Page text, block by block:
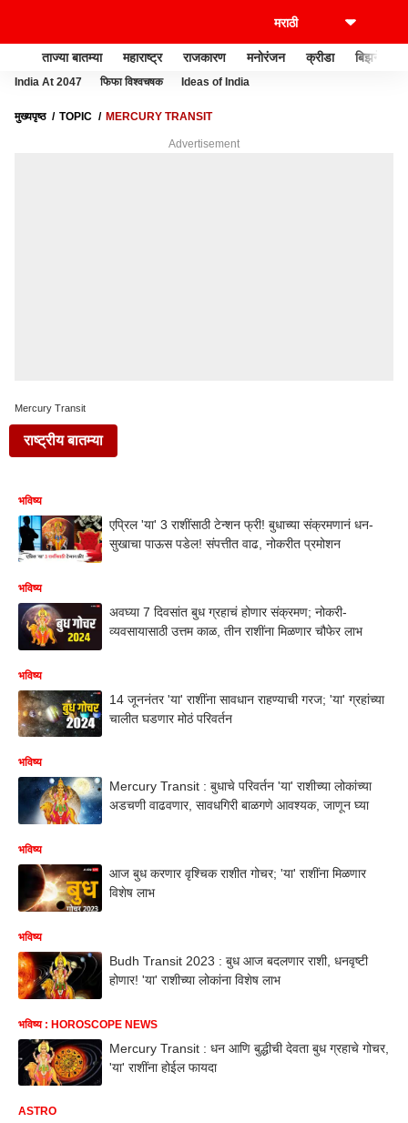
ताज्या बातम्या महाराष्ट्र राजकारण मनोरंजन क्रीडा बिझनेस
India At 2047 फिफा विश्वचषक Ideas of India
मुख्यपृष्ठ TOPIC MERCURY TRANSIT
Advertisement
Mercury Transit
राष्ट्रीय बातम्या
भविष्य
एप्रिल 'या' 3 राशींसाठी टेन्शन फ्री! बुधाच्या संक्रमणानं धन-
सुखाचा पाऊस पडेल! संपत्तीत वाढ, नोकरीत प्रमोशन
भविष्य
अवघ्या 7 दिवसांत बुध ग्रहाचं होणार संक्रमण; नोकरी-
व्यवसायासाठी उत्तम काळ, तीन राशींना मिळणार चौफेर लाभ
भविष्य
14 जूननंतर 'या' राशींना सावधान राहण्याची गरज; 'या' ग्रहांच्या
चालीत घडणार मोठं परिवर्तन
भविष्य
Mercury Transit : बुधाचे परिवर्तन 'या' राशीच्या लोकांच्या
अडचणी वाढवणार, सावधगिरी बाळगणे आवश्यक, जाणून घ्या
भविष्य
आज बुध करणार वृश्चिक राशीत गोचर; 'या' राशींना मिळणार
विशेष लाभ
भविष्य
Budh Transit 2023 : बुध आज बदलणार राशी, धनवृष्टी
होणार! 'या' राशीच्या लोकांना विशेष लाभ
भविष्य : HOROSCOPE NEWS
Mercury Transit : धन आणि बुद्धीची देवता बुध ग्रहाचे गोचर,
'या' राशींना होईल फायदा
ASTRO